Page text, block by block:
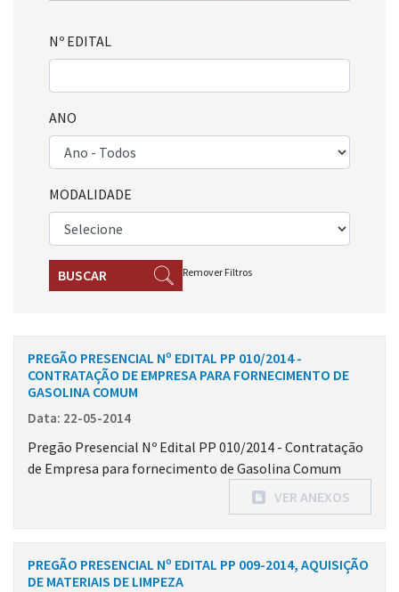
Nº EDITAL
ANO
MODALIDADE
BUSCAR Remover Filtros
PREGÃO PRESENCIAL Nº EDITAL PP 010/2014 -
CONTRATAÇÃO DE EMPRESA PARA FORNECIMENTO DE
GASOLINA COMUM
Data: 22-05-2014
Pregão Presencial Nº Edital PP 010/2014 - Contratação
de Empresa para fornecimento de Gasolina Comum
VER ANEXOS
PREGÃO PRESENCIAL Nº EDITAL PP 009-2014, AQUISIÇÃO
DE MATERIAIS DE LIMPEZA